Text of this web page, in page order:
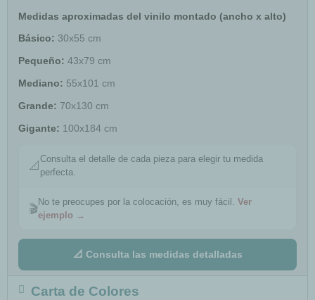
Medidas aproximadas del vinilo montado (ancho x alto)
Básico: 30x55 cm
Pequeño: 43x79 cm
Mediano: 55x101 cm
Grande: 70x130 cm
Gigante: 100x184 cm
📐
Consulta el detalle de cada pieza para elegir tu medida
perfecta.
🎬
No te preocupes por la colocación, es muy fácil. Ver
ejemplo →
📐 Consulta las medidas detalladas
Carta de Colores